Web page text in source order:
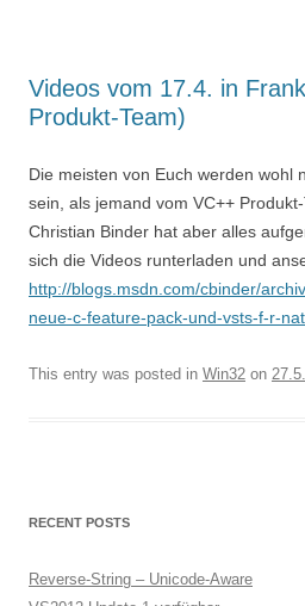
Videos vom 17.4. in
Produkt-Team)
Die meisten von Euch werden wohl
sein, als jemand vom VC++ Produkt-
Christian Binder hat aber alles
sich die Videos runterladen und
http://blogs.msdn.com/cbinder/
neue-c-feature-pack-und-vsts-f-r-
This entry was posted in Win32 on
RECENT POSTS
Reverse-String – Unicode-Aware